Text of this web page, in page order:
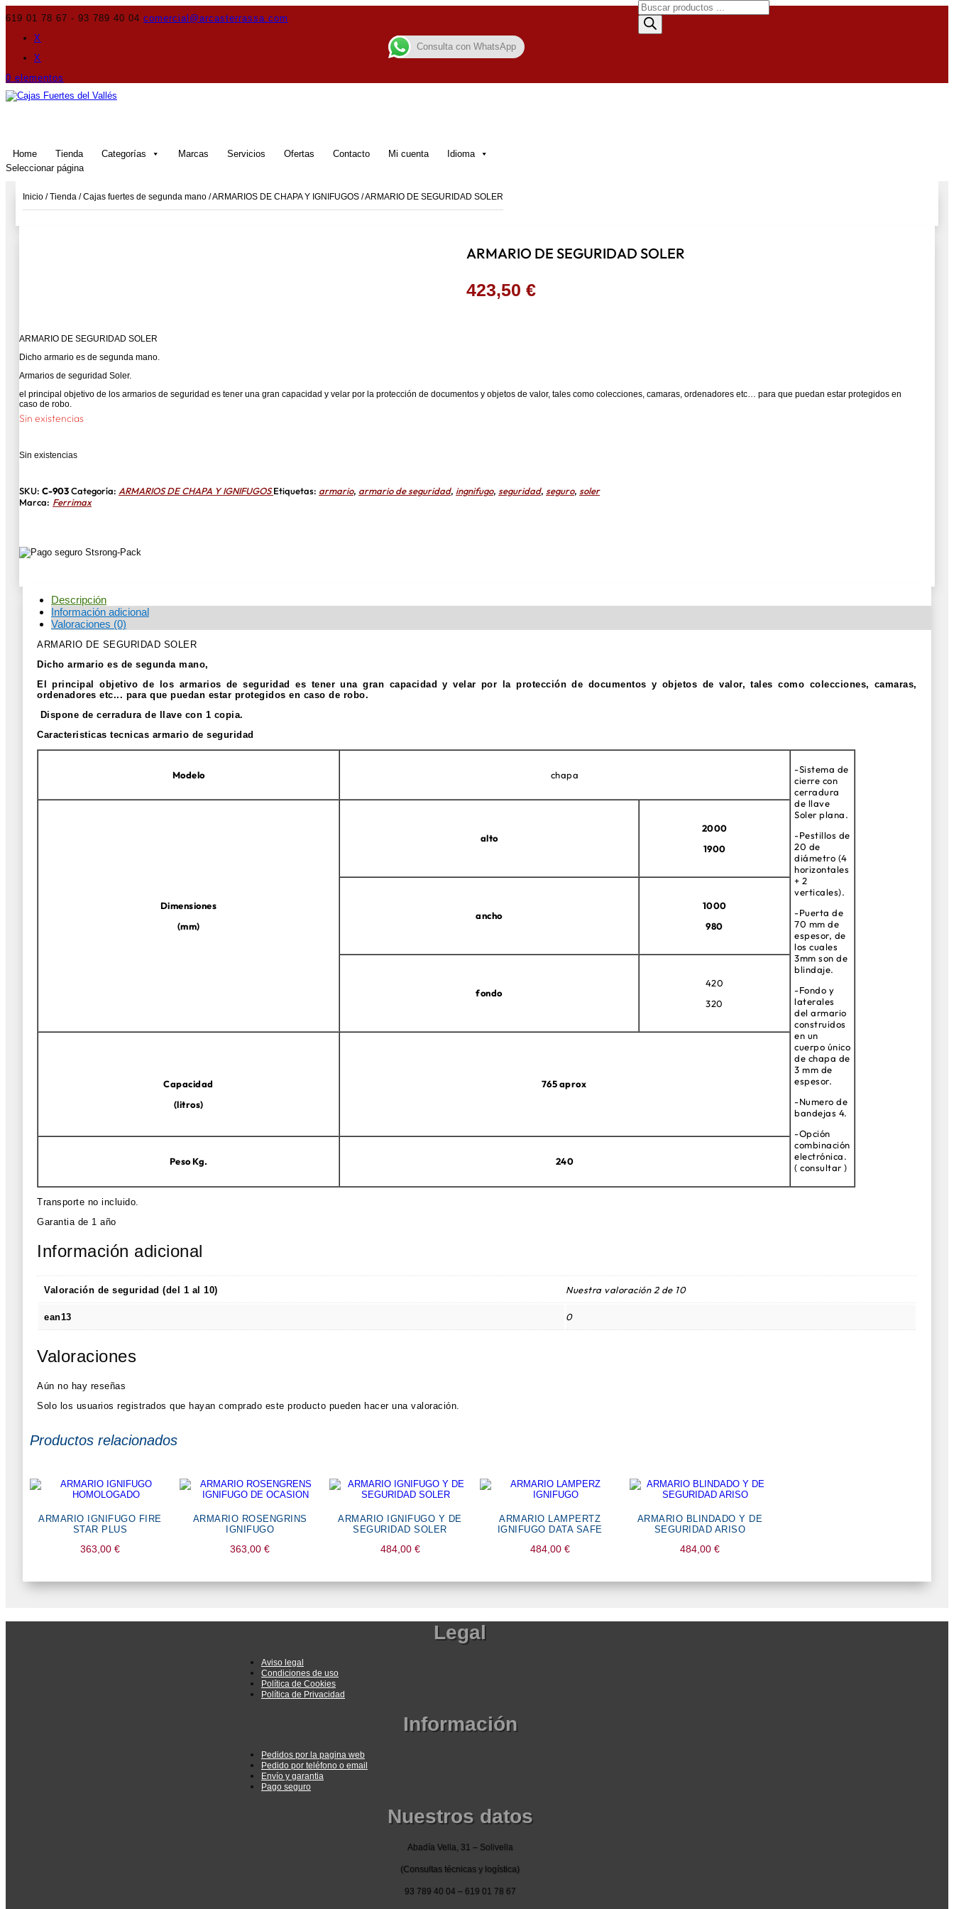
619 01 78 67 - 93 789 40 04 comercial@arcasterrassa.com
X
X
0 elementos
Home Tienda Categorías Marcas Servicios Ofertas Contacto Mi cuenta
Idioma
Seleccionar página
Búsqueda
de
productos
Inicio /Tienda /Cajas fuertes de segunda mano /ARMARIOS DE CHAPA Y IGNIFUGOS / ARMARIO DE SEGURIDAD SOLER
ARMARIO DE SEGURIDAD SOLER
423,50 €
ARMARIO DE SEGURIDAD SOLER
Dicho armario es de segunda mano.
Armarios de seguridad Soler.
el principal objetivo de los armarios de seguridad es tener una gran capacidad y velar por la protección de documentos y objetos de valor, tales como colecciones, camaras, ordenadores etc… para que puedan estar protegidos en
caso de robo.
Sin existencias
Sin existencias
SKU: C-903Categoría: ARMARIOS DE CHAPA Y IGNIFUGOSEtiquetas: armario, armario de seguridad, ingnifugo, seguridad, seguro, soler
Marca: Ferrimax
Descripción
Información adicional
Valoraciones (0)
ARMARIO DE SEGURIDAD SOLER
Dicho armario es de segunda mano,
El principal objetivo de los armarios de seguridad es tener una gran capacidad y velar por la protección de documentos y objetos de valor, tales como colecciones, camaras,
ordenadores etc... para que puedan estar protegidos en caso de robo.
Dispone de cerradura de llave con 1 copia.
Caracteristicas tecnicas armario de seguridad
Modelo chapa
-Sistema de
cierre con
cerradura
de llave
Soler plana.
-Pestillos de
20 de
diámetro (4
horizontales
+ 2
verticales).
-Puerta de
70 mm de
espesor, de
los cuales
3mm son de
blindaje.
-Fondo y
laterales
del armario
construidos
en un
cuerpo único
de chapa de
3 mm de
espesor.
-Numero de
bandejas 4.
-Opción
combinación
electrónica.
( consultar )
Dimensiones
(mm)
alto
2000
1900
ancho
1000
980
fondo
420
320
Capacidad
(litros)
765 aprox
Peso Kg. 240
Transporte no incluido.
Garantia de 1 año
Información adicional
Valoración de seguridad (del 1 al 10) Nuestra valoración 2 de 10
ean13 0
Valoraciones
Aún no hay reseñas
Solo los usuarios registrados que hayan comprado este producto pueden hacer una valoración.
Productos relacionados
ARMARIO IGNIFUGO FIRE
STAR PLUS
363,00€
ARMARIO ROSENGRINS
IGNIFUGO
363,00€
ARMARIO IGNIFUGO Y DE
SEGURIDAD SOLER
484,00 €
ARMARIO LAMPERTZ
IGNIFUGO DATA SAFE
484,00 €
ARMARIO BLINDADO Y DE
SEGURIDAD ARISO
484,00 €
Legal
Aviso legal
Condiciones de uso
Política de Cookies
Política de Privacidad
Información
Pedidos por la pagina web
Pedido por teléfono o email
Envío y garantia
Pago seguro
Nuestros datos
Abadía Vella, 31 – Solivella
(Consultas técnicas y logística)
93 789 40 04 – 619 01 78 67
Consulta con WhatsApp